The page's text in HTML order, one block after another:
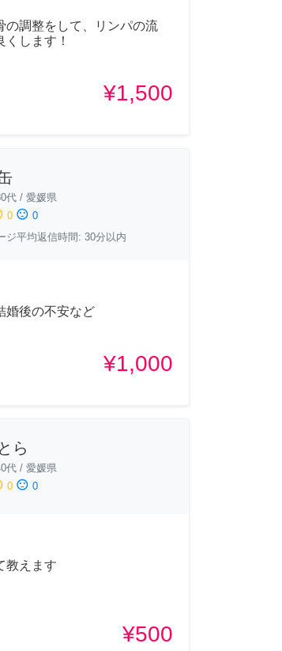
の調整をして、リンパの流
します！
¥1,500
代/ 愛媛県
0 sentiment_dissatisfied 0
ジ平均返信時間: 30分以内
婚後の不安など
¥1,000
ら
代/ 愛媛県
0 sentiment_dissatisfied 0
教えます
¥500